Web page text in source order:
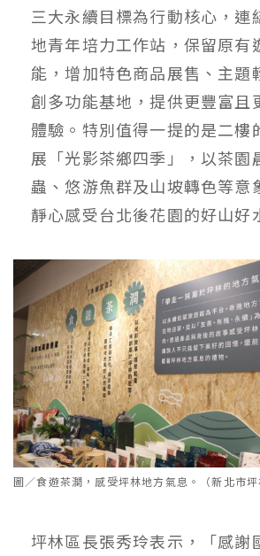
三大永續目標為行動核心，連
地青年培力工作站，保留原有
能，增加特色商品展售、主題
創多功能基地，提供更豐富且
體驗。特別值得一提的是二樓
展「光影茶鄉四季」，以茶園
蟲、悠游魚群及山坡轉色等意
靜心感受台北後花園的好山好
圖／食遊茶澗，感受坪林地方氣息。（新北市坪
坪林區長張秀玲表示，「感謝